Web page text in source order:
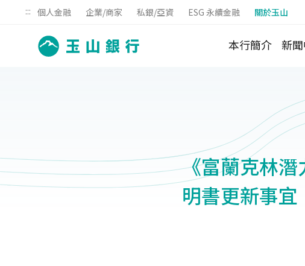
::: 個人金融 企業/商家 私銀/亞資 ESG 永續金融 關於玉山
本行簡介 新
《富蘭克林
明書更新事宜